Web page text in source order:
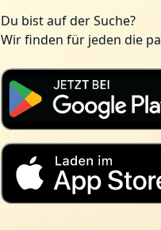
Du bist auf der Suche?
Wir finden für jeden die